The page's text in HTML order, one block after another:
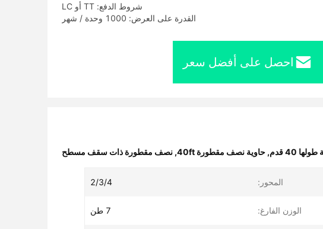
شروط الدفع: TT أو LC
القدرة على العرض: 1000 وحدة / شهر
احصل على أفضل سعر
40 قدم , حاوية نصف مقطورة 40ft , نصف مقطورة ذات سقف مسطح
المحور: 2/3/4
الوزن الفارغ: 7 طن